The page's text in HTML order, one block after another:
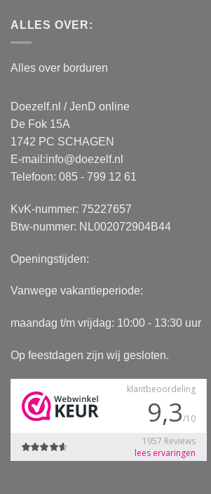
ALLES OVER:
Alles over borduren
Doezelf.nl / JenD online
De Fok 15A
1742 PC SCHAGEN
E-mail:info@doezelf.nl
Telefoon: 085 - 799 12 61
KvK-nummer: 75227657
Btw-nummer: NL002072904B44
Openingstijden:
Vanwege vakantieperiode:
maandag t/m vrijdag: 10:00 - 13:30 uur
Op feestdagen zijn wij gesloten.